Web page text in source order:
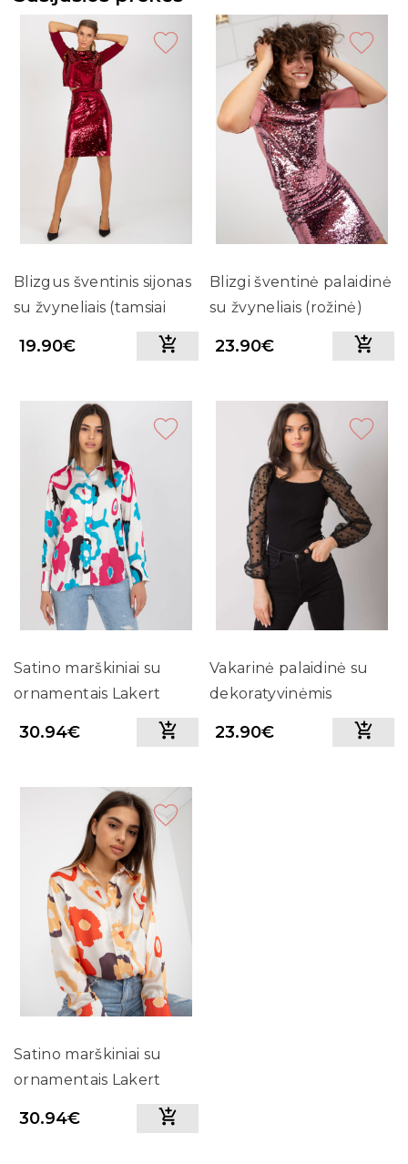
Blizgus šventinis sijonas
su žvyneliais (tamsiai
19.90€
Blizgi šventinė palaidinė
su žvyneliais (rožinė)
23.90€
Satino marškiniai su
ornamentais Lakert
30.94€
Vakarinė palaidinė su
dekoratyvinėmis
rankovėmis (juoda)
23.90€
Satino marškiniai su
ornamentais Lakert
30.94€